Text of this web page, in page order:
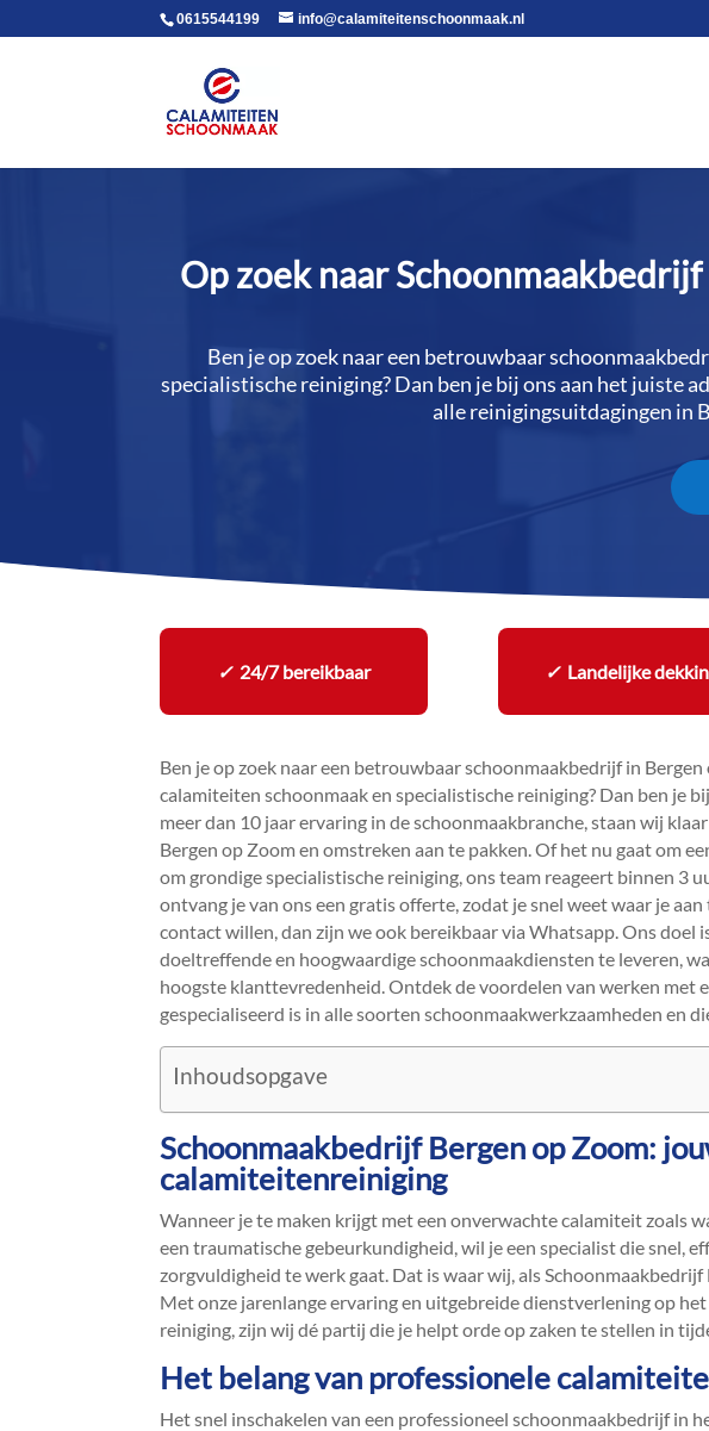
0615544199 info@calamiteitenschoonmaak.nl
Op zoek naar
Ben je op zoek naar een betrouwbaar
specialistische reiniging? Dan ben je bij ons aan het juiste
alle reinigingsuitdagingen in
✓24/7 bereikbaar ✓ Landelijke
Ben je op zoek naar een betrouwbaar schoonmaakbedrijf in
calamiteiten schoonmaak en specialistische reiniging? Dan ben je
meer dan 10 jaar ervaring in de schoonmaakbranche, staan wij
Bergen op Zoom en omstreken aan te pakken.​ Of het nu gaat om
om grondige specialistische reiniging, ons team reageert binnen 3
ontvang je van ons een gratis offerte, zodat je snel weet waar je
contact willen, dan zijn we ook bereikbaar via Whatsapp.​ Ons doel
doeltreffende en hoogwaardige schoonmaakdiensten te leveren,
hoogste klanttevredenheid.​ Ontdek de voordelen van werken met
gespecialiseerd is in alle soorten schoonmaakwerkzaamheden en
Inhoudsopgave
Schoonmaakbedrijf Bergen op Zoom:
calamiteitenreiniging
Wanneer je te maken krijgt met een onverwachte calamiteit zoals
een traumatische gebeurkundigheid, wil je een specialist die snel,
zorgvuldigheid te werk gaat.​ Dat is waar wij, als
Met onze jarenlange ervaring en uitgebreide dienstverlening op
reiniging, zijn wij dé partij die je helpt orde op zaken te stellen in
Het belang van professionele
Het snel inschakelen van een professioneel schoonmaakbedrijf in